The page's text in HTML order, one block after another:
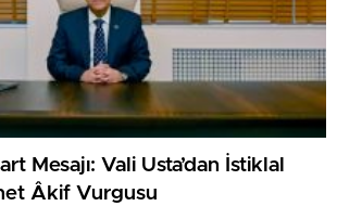
Mesajı: Vali Usta’dan İstiklal
Âkif Vurgusu